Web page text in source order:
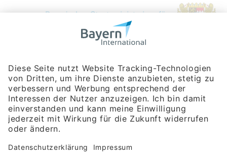
Bayerische Gesellschaft für Internationale
Rosenheimer Str. 143C
81671 München
Tel:+49 180 5949260
(Festnetz 14 ct/min, Mobil max. 42 ct/min)
Hotline
Datenschutzerklärung